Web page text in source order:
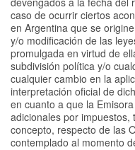
caso de ocurrir ciertos
en Argentina que se
y/o modificación de las
promulgada en virtud de
subdivisión política y/o
cualquier cambio en la
interpretación oficial de
en cuanto a que la
adicionales por
concepto, respecto de las
contemplado al momento